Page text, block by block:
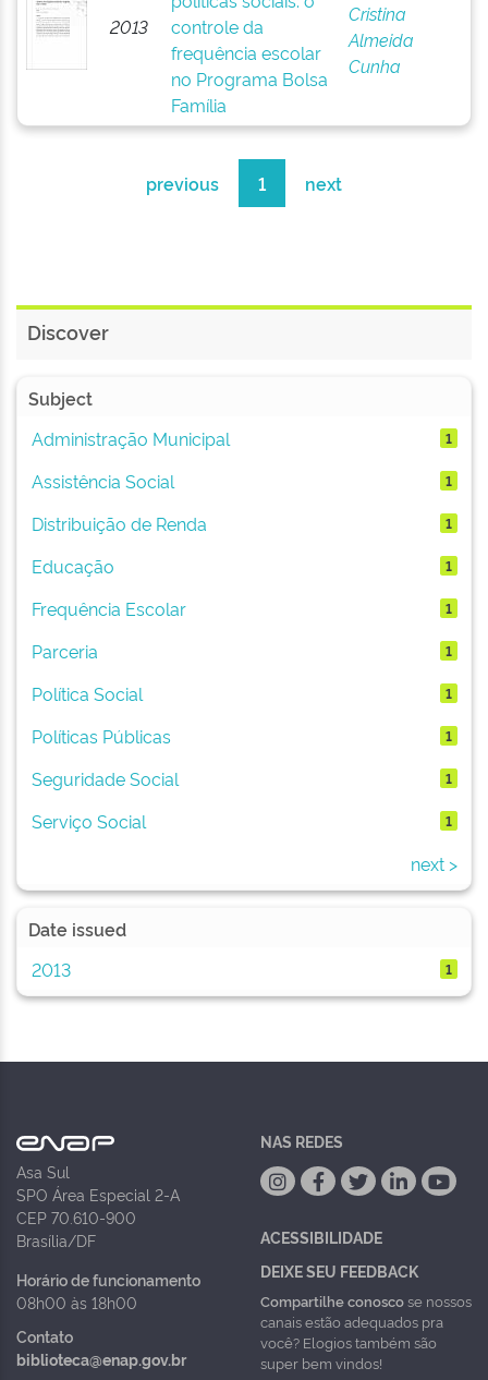
2013
controle da
frequência escolar
no Programa Bolsa
Família
Cristina
Almeida
Cunha
previous 1 next
Discover
Subject
Administração Municipal
1
Assistência Social 1
Distribuição de Renda 1
Educação 1
Frequência Escolar 1
Parceria 1
Política Social 1
Políticas Públicas 1
Seguridade Social 1
Serviço Social 1
next >
Date issued
2013
1
Asa Sul
SPO Área Especial 2-A
CEP 70.610-900
Brasília/DF
Horário de funcionamento
08h00 às 18h00
Contato
biblioteca@enap.gov.br
NAS REDES
ACESSIBILIDADE
DEIXE SEU FEEDBACK
Compartilhe conoscose nossos
canais estão adequados pra
você? Elogios também são
super bem vindos!